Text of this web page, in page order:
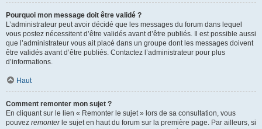
Pourquoi mon message doit être validé ?
L’administrateur peut avoir décidé que les messages du forum dans lequel
vous postez nécessitent d’être validés avant d’être publiés. Il est possible aussi
que l’administrateur vous ait placé dans un groupe dont les messages doivent
être validés avant d’être publiés. Contactez l’administrateur pour plus
d’informations.
Haut
Comment remonter mon sujet ?
En cliquant sur le lien « Remonter le sujet » lors de sa consultation, vous
pouvez remonterle sujet en haut du forum sur la première page. Par ailleurs, si